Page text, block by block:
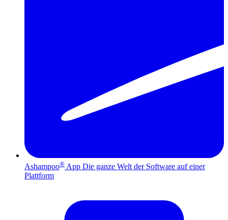
Ashampoo® App Die ganze Welt der Software auf einer
Plattform